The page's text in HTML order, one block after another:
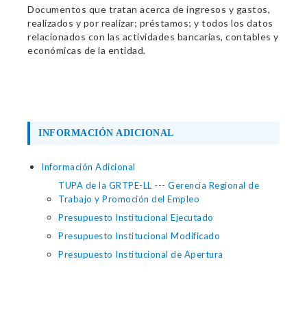
Documentos que tratan acerca de ingresos y gastos,
realizados y por realizar; préstamos; y todos los datos
relacionados con las actividades bancarias, contables y
económicas de la entidad.
INFORMACIÓN ADICIONAL
Información Adicional
TUPA de la GRTPE-LL --- Gerencia Regional de
Trabajo y Promoción del Empleo
Presupuesto Institucional Ejecutado
Presupuesto Institucional Modificado
Presupuesto Institucional de Apertura